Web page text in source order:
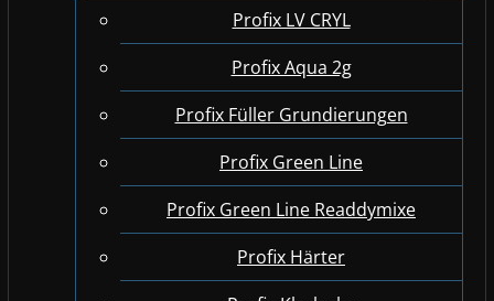
Profix LV CRYL
Profix Aqua 2g
Profix Füller Grundierungen
Profix Green Line
Profix Green Line Readdymixe
Profix Härter